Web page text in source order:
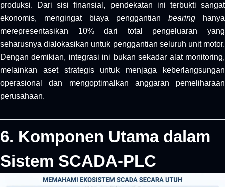
produksi. Dari sisi finansial, pendekatan ini terbukti sangat
ekonomis, mengingat biaya penggantianbearing hanya
merepresentasikan 10% dari total pengeluaran yang
seharusnya dialokasikan untuk penggantian seluruh unit motor.
Dengan demikian, integrasi ini bukan sekadar alat monitoring,
melainkan aset strategis untuk menjaga keberlangsungan
operasional dan mengoptimalkan anggaran pemeliharaan
perusahaan.
6. Komponen Utama dalam
Sistem SCADA-PLC